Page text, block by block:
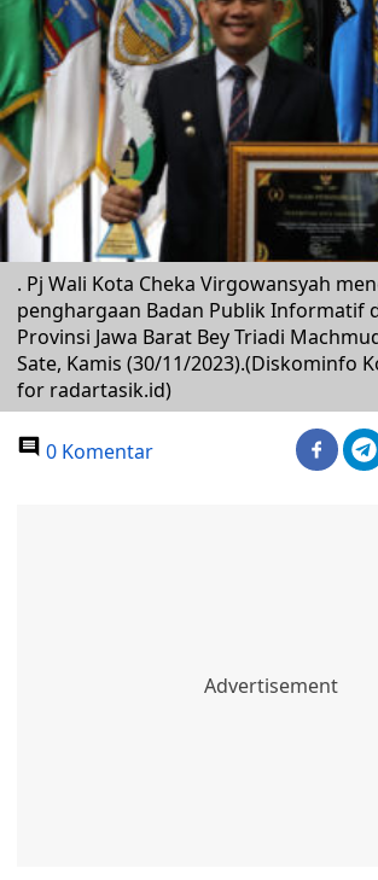
. Pj Wali Kota Cheka Virgowansyah
penghargaan Badan Publik Informatif
Provinsi Jawa Barat Bey Triadi
Sate, Kamis (30/11/2023).(Diskominfo
for radartasik.id)
0 Komentar